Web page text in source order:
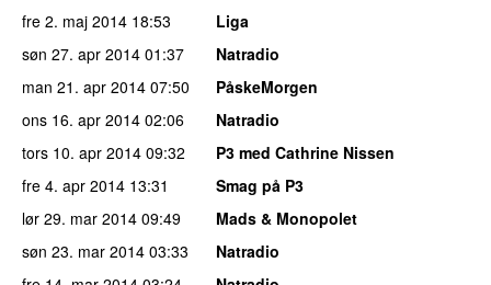
fre 2. maj 2014 18:53
Liga
søn 27. apr 2014 01:37
Natradio
man 21. apr 2014 07:50
PåskeMorgen
ons 16. apr 2014 02:06
Natradio
tors 10. apr 2014 09:32
P3 med Cathrine Nissen
fre 4. apr 2014 13:31
Smag på P3
lør 29. mar 2014 09:49
Mads & Monopolet
søn 23. mar 2014 03:33
Natradio